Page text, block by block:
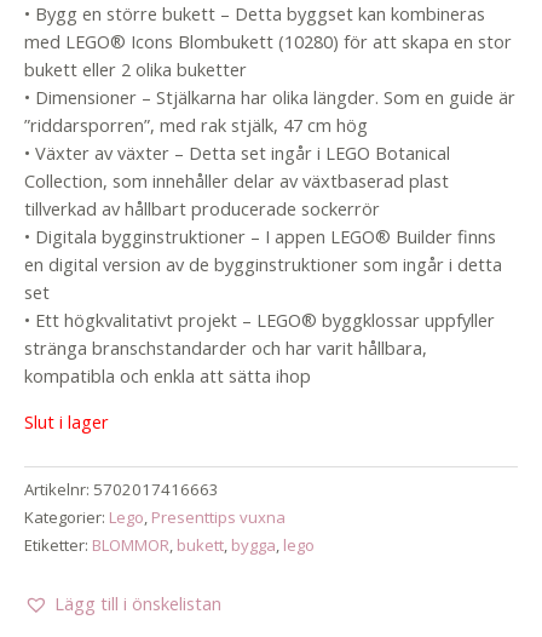
• Bygg en större bukett – Detta byggset kan kombineras
med LEGO® Icons Blombukett (10280) för att skapa en stor
bukett eller 2 olika buketter
• Dimensioner – Stjälkarna har olika längder. Som en guide är
”riddarsporren”, med rak stjälk, 47 cm hög
• Växter av växter – Detta set ingår i LEGO Botanical
Collection, som innehåller delar av växtbaserad plast
tillverkad av hållbart producerade sockerrör
• Digitala bygginstruktioner – I appen LEGO® Builder finns
en digital version av de bygginstruktioner som ingår i detta
set
• Ett högkvalitativt projekt – LEGO® byggklossar uppfyller
stränga branschstandarder och har varit hållbara,
kompatibla och enkla att sätta ihop
Slut i lager
Artikelnr: 5702017416663
Kategorier: Lego, Presenttips vuxna
Etiketter: BLOMMOR, bukett, bygga, lego
Lägg till i önskelistan